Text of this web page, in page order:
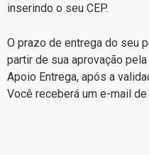
inserindo o seu CEP.
O prazo de entrega do seu
partir de sua aprovação
Apoio Entrega, após a
Você receberá um e-mail